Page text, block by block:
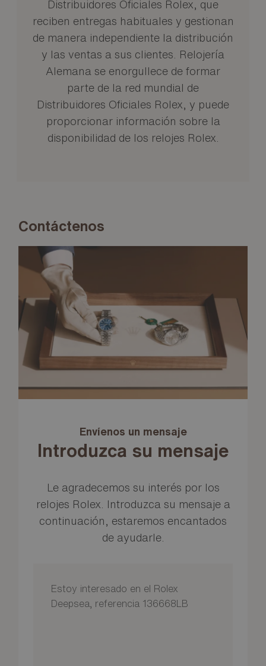
Distribuidores Oficiales Rolex, que
reciben entregas habituales y gestionan
de manera independiente la distribución
y las ventas a sus clientes. Relojería
Alemana se enorgullece de formar
parte de la red mundial de
Distribuidores Oficiales Rolex, y puede
proporcionar información sobre la
disponibilidad de los relojes Rolex.
Contáctenos
Envíenos un mensaje
Introduzca su mensaje
Le agradecemos su interés por los
relojes Rolex. Introduzca su mensaje a
continuación, estaremos encantados
de ayudarle.